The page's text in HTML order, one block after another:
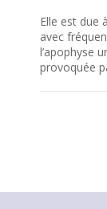
Elle est due
avec
l’apophyse
provoquée